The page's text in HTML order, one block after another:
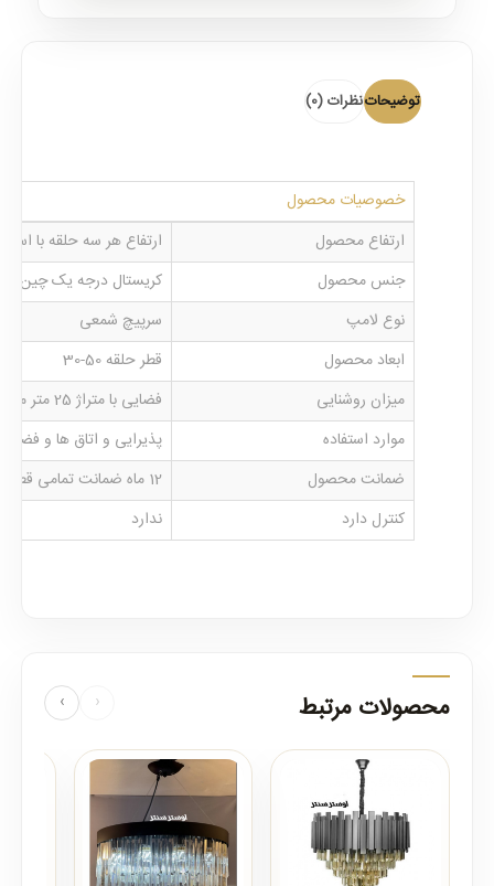
توضیحاتنظرات (0)
خصوصیات محصول
ارتفاع محصول
ارتفاع هر سه حلقه با استفاده از
جنس محصول
کریستال درجه یک چین
نوع لامپ
سرپیچ شمعی
ابعاد محصول
قطر حلقه 50-30
میزان روشنایی
فضایی با متراژ 25 متر مربع را روشن می نماید
موارد استفاده
پذیرایی و اتاق ها و
ضمانت محصول
12 ماه ضمانت تمامی قطعات لوستر
کنترل دارد
ندارد
محصولات مرتبط ‹
›